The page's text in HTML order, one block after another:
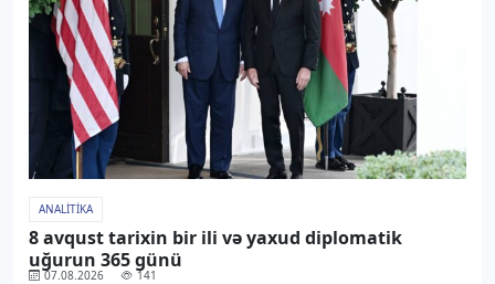
ANALITIKA
8 avqust tarixin bir ili və yaxud diplomatik
uğurun 365 günü
07.08.2026 141